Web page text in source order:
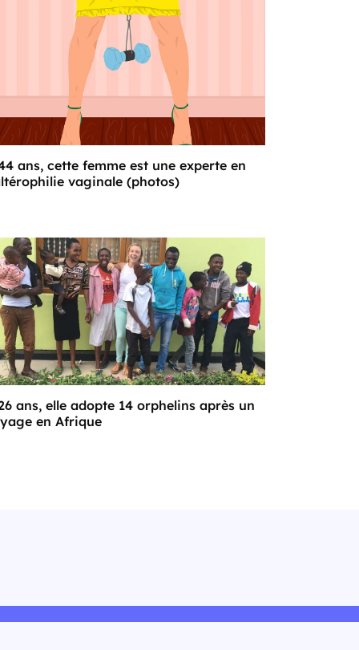
ans, cette femme est une experte en
vaginale (photos)
ans, elle adopte 14 orphelins après un
en Afrique